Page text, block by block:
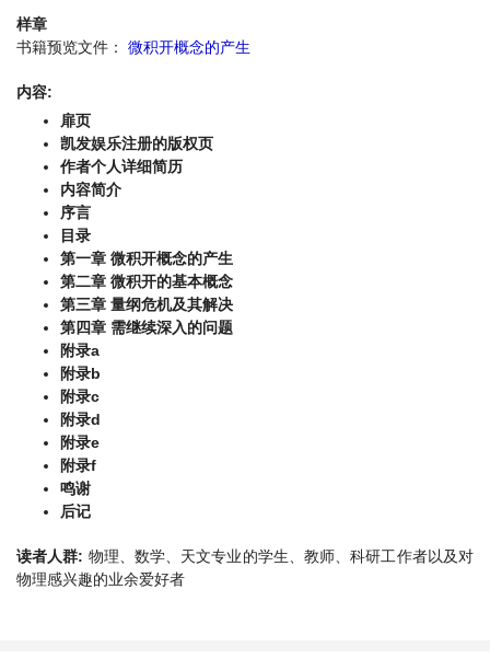
样章
书籍预览文件：
微积开概念的产生
内容:
扉页
凯发娱乐注册的版权页
作者个人详细简历
内容简介
序言
目录
第一章 微积开概念的产生
第二章 微积开的基本概念
第三章 量纲危机及其解决
第四章 需继续深入的问题
附录a
附录b
附录c
附录d
附录e
附录f
鸣谢
后记
读者人群: 物理、数学、天文专业的学生、教师、科研工作者以及对
物理感兴趣的业余爱好者